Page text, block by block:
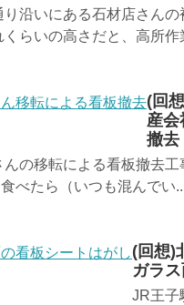
沿いにある石材店さん
くらいの高さだと、高所作
(回
産会
撤去
の移転による看板撤去
べたら（いつも混んでい
(回想)
ガラ
JR王子